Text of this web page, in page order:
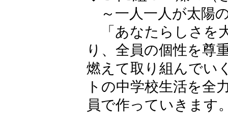
～一人一人が太陽
「あなたらしさを
り、全員の個性を尊
燃えて取り組んでい
トの中学校生活を全
員で作っていきます